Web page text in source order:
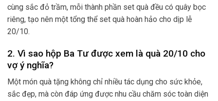
cùng sắc đỏ trầm, mỗi thành phần set quà đều có quây bọc
riêng, tạo nên một tổng thể set quà hoàn hảo cho dịp lễ
20/10.
2. Vì sao hộp Ba Tư được xem là quà 20/10 cho
vợ ý nghĩa?
Một món quà tặng không chỉ nhiều tác dụng cho sức khỏe,
sắc đẹp, mà còn đáp ứng được nhu cầu chăm sóc toàn diện